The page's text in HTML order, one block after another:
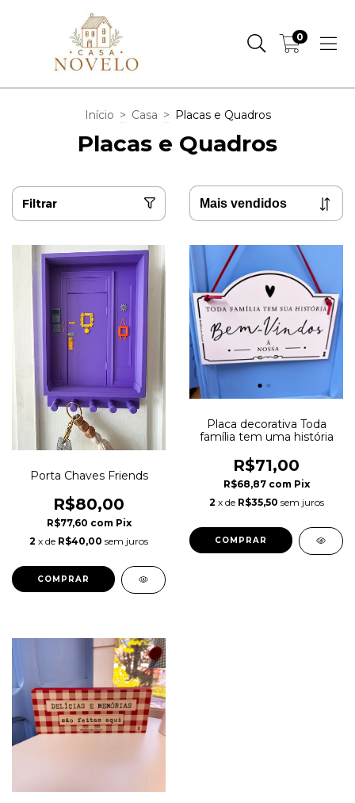
0
Início > Casa > Placas e Quadros
Placas e Quadros
Filtrar
Porta Chaves Friends
R$80,00
R$77,60 com Pix
2 x de R$40,00 sem juros
Placa decorativa Toda
família tem uma história
R$71,00
R$68,87 com Pix
2 x de R$35,50 sem juros